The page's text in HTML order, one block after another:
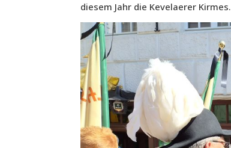
diesem Jahr die Kevelaerer Kirmes.